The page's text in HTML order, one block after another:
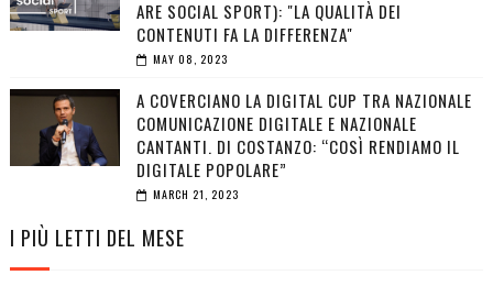
ARE SOCIAL SPORT): "LA QUALITÀ DEI
CONTENUTI FA LA DIFFERENZA"
MAY 08, 2023
A COVERCIANO LA DIGITAL CUP TRA NAZIONALE
COMUNICAZIONE DIGITALE E NAZIONALE
CANTANTI. DI COSTANZO: “COSÌ RENDIAMO IL
DIGITALE POPOLARE”
MARCH 21, 2023
I PIÙ LETTI DEL MESE